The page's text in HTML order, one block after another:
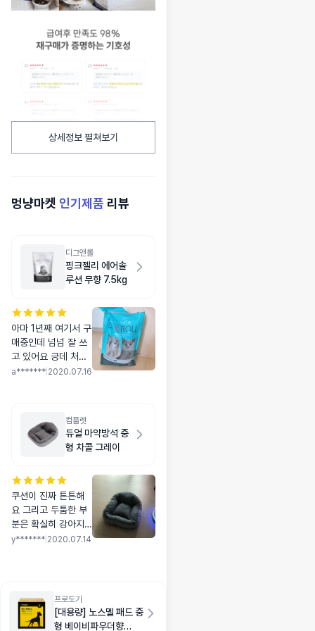
상세정보 펼쳐보기
멍냥마켓 인기제품 리뷰
디그앤롤
핑크젤리 에어솔
루션 무향 7.5kg
아마 1년째 여기서 구
매중인데 넘넘 잘 쓰
고 있어요 긍데 처음
으로 ㅠㅠㅋ 봉투에
서 다용도실이랑 온
집이 모래가.. 흑 ㅋ
a******* 2020.07.16
컴플렛
듀얼 마약방석 중
형 차콜 그레이
쿠션이 진짜 튼튼해
요 그리고 두툼한 부
분은 확실히 강아지
들이 잘 베고 자네요!
y******* 2020.07.14
프로도기
[대용량] 노스멜 패드 중
형 베이비파우더향